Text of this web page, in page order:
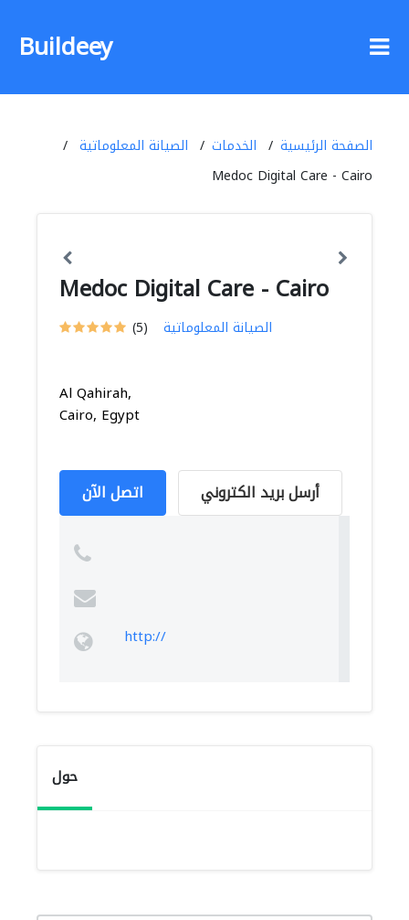
Buildeey
الصفحة الرئيسية الخدمات
الصيانة المعلوماتية
Medoc Digital Care - Cairo
Medoc Digital Care - Cairo
(5) الصيانة المعلوماتية
Al Qahirah,
Cairo, Egypt
اتصل الآن أرسل بريد الكتروني
http://
حول